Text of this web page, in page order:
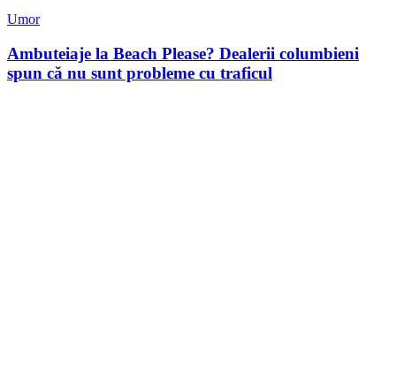
Umor
Ambuteiaje la Beach Please? Dealerii columbieni
spun că nu sunt probleme cu traficul